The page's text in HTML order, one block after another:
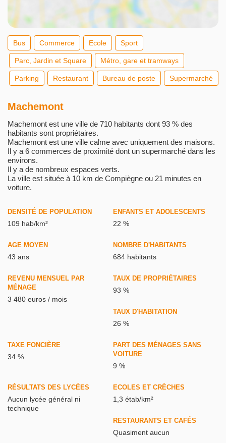
Bus Commerce Ecole Sport
Parc, Jardin et Square Métro, gare et tramways
Parking Restaurant Bureau de poste Supermarché
Machemont
Machemont est une ville de 710 habitants dont 93 % des
habitants sont propriétaires.
Machemont est une ville calme avec uniquement des maisons.
Il y a 6 commerces de proximité dont un supermarché dans les
environs.
Il y a de nombreux espaces verts.
La ville est située à 10 km de Compiègne ou 21 minutes en
voiture.
DENSITÉ DE POPULATION
109 hab/km²
ENFANTS ET ADOLESCENTS
22 %
AGE MOYEN
43 ans
NOMBRE D'HABITANTS
684 habitants
REVENU MENSUEL PAR
MÉNAGE
3 480 euros / mois
TAUX DE PROPRIÉTAIRES
93 %
TAUX D'HABITATION
26 %
TAXE FONCIÈRE
34 %
PART DES MÉNAGES SANS
VOITURE
9 %
RÉSULTATS DES LYCÉES
Aucun lycée général ni
technique
ECOLES ET CRÈCHES
1,3 étab/km²
RESTAURANTS ET CAFÉS
Quasiment aucun